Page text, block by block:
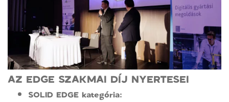
AZ EDGE SZAKMAI DÍJ NYERTESEI
SOLID EDGE kategória: